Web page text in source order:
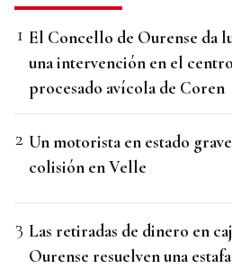
El Concello de Ourense da
una intervención en el
procesado avícola de Coren
Un motorista en estado
colisión en Velle
Las retiradas de dinero en
Ourense resuelven una